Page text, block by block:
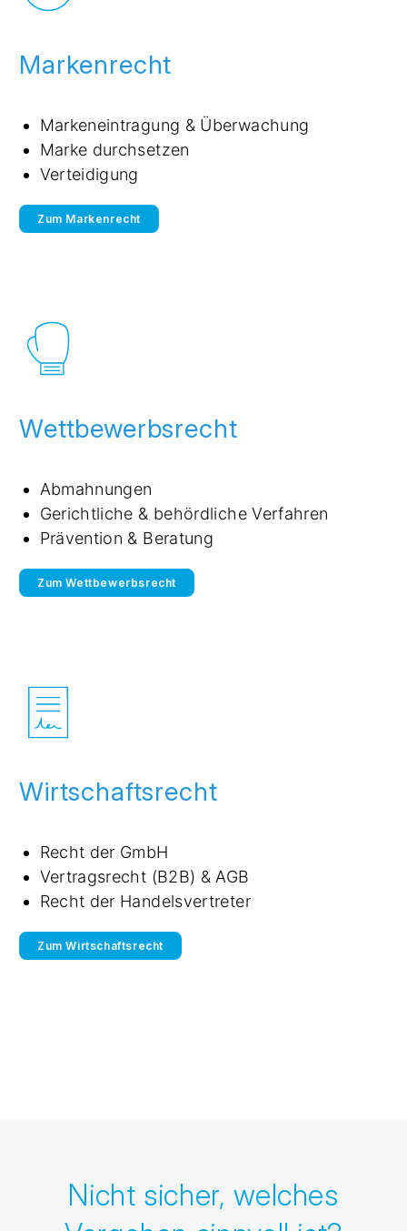
Markenrecht
Markeneintragung & Überwachung
Marke durchsetzen
Verteidigung
Zum Markenrecht
Wettbewerbsrecht
Abmahnungen
Gerichtliche & behördliche Verfahren
Prävention & Beratung
Zum Wettbewerbsrecht
Wirtschaftsrecht
Recht der GmbH
Vertragsrecht (B2B) & AGB
Recht der Handelsvertreter
Zum Wirtschaftsrecht
Nicht sicher, welches